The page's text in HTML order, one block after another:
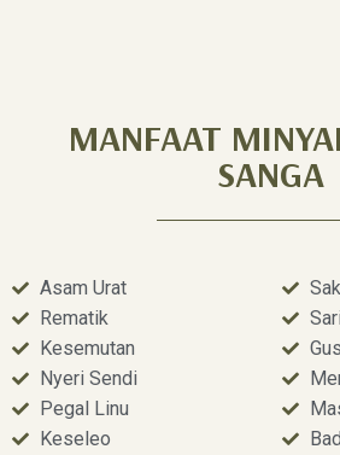
MANFAAT
SANGA
Asam Urat
Rematik
Kesemutan
Nyeri Sendi
Pegal Linu
Keseleo